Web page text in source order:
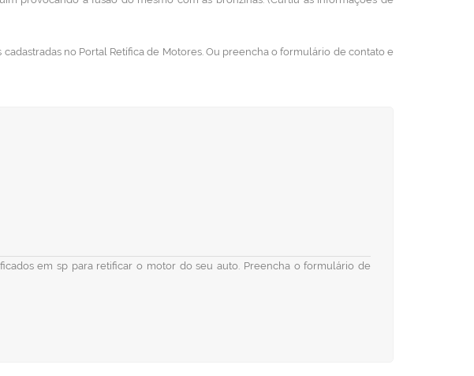
no Portal Retífica de Motores. Ou preencha o formulário de contato e
em sp para retificar o motor do seu auto. Preencha o formulário de